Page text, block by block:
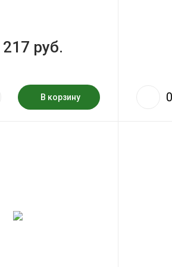
руб.
В корзину